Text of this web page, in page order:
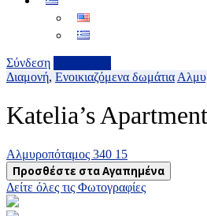
Σύνδεση
Διαμονή, Ενοικιαζόμενα δωμάτια
Katelia’s
Αλμυροπόταμος 340 15
Προσθέστε στα Αγαπημένα
Δείτε όλες τις Φωτογραφίες